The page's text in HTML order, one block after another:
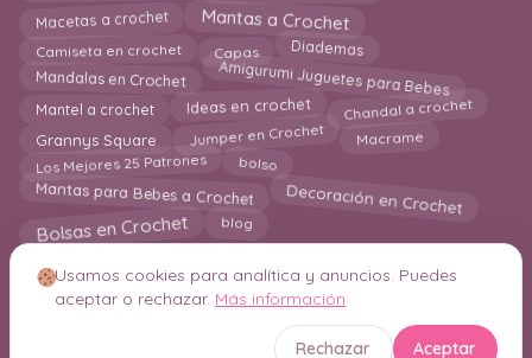
Macetas a crochet Mantas a Crochet
Camiseta en crochet Capas Diademas
Mandalas en Crochet Amigurumi Juguetes para Bebes
Mantel a crochet Ideas en crochet Chandal a crochet
Grannys Square Jumper en Crochet Macrame
Los Mejores 25 Patrones bolso
Mantas para Bebes a Crochet Decoración en Crochet
Bolsas en Crochet blog
© 2026 Crochetisimo. Todos los derechos reservados.
Usamos cookies para analítica y anuncios. Puedes
aceptar o rechazar. Más información
Rechazar Aceptar